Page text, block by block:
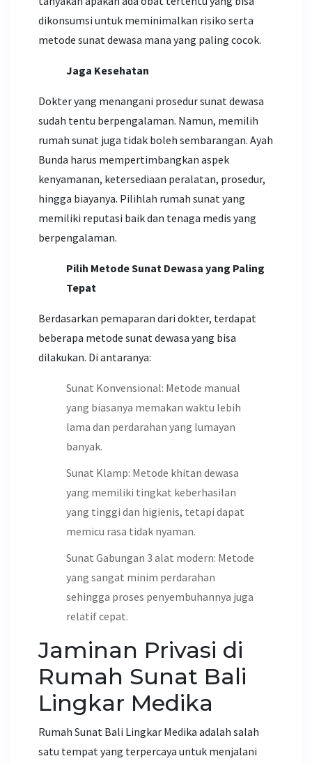
dikonsumsi untuk meminimalkan risiko serta
metode sunat dewasa mana yang paling cocok.
Jaga Kesehatan
Dokter yang menangani prosedur sunat dewasa
sudah tentu berpengalaman. Namun, memilih
rumah sunat juga tidak boleh sembarangan. Ayah
Bunda harus mempertimbangkan aspek
kenyamanan, ketersediaan peralatan, prosedur,
hingga biayanya. Pilihlah rumah sunat yang
memiliki reputasi baik dan tenaga medis yang
berpengalaman.
Pilih Metode Sunat Dewasa yang Paling
Tepat
Berdasarkan pemaparan dari dokter, terdapat
beberapa metode sunat dewasa yang bisa
dilakukan. Di antaranya:
Sunat Konvensional: Metode manual
yang biasanya memakan waktu lebih
lama dan perdarahan yang lumayan
banyak.
Sunat Klamp: Metode khitan dewasa
yang memiliki tingkat keberhasilan
yang tinggi dan higienis, tetapi dapat
memicu rasa tidak nyaman.
Sunat Gabungan 3 alat modern: Metode
yang sangat minim perdarahan
sehingga proses penyembuhannya juga
relatif cepat.
Jaminan Privasi di
Rumah Sunat Bali
Lingkar Medika
Rumah Sunat Bali Lingkar Medika adalah salah
satu tempat yang terpercaya untuk menjalani